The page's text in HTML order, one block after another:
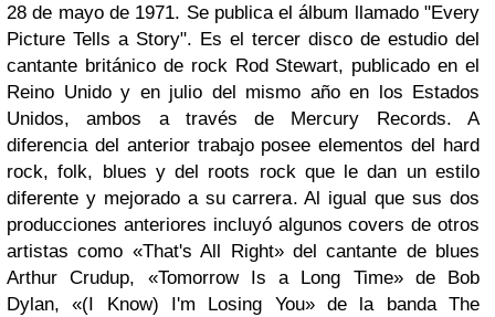
28 de mayo de 1971. Se publica el álbum llamado "Every
Picture Tells a Story". Es el tercer disco de estudio del
cantante británico de rock Rod Stewart, publicado en el
Reino Unido y en julio del mismo año en los Estados
Unidos, ambos a través de Mercury Records. A
diferencia del anterior trabajo posee elementos del hard
rock, folk, blues y del roots rock que le dan un estilo
diferente y mejorado a su carrera. Al igual que sus dos
producciones anteriores incluyó algunos covers de otros
artistas como «That's All Right» del cantante de blues
Arthur Crudup, «Tomorrow Is a Long Time» de Bob
Dylan, «(I Know) I'm Losing You» de la banda The